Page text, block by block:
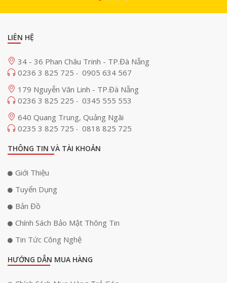
bụi, chống trượt, kết hợp với dây đeo tích hợp giúp
người dùng dễ dàng treo loa lên balo, xe đạp hoặc bất kỳ
và Lake Green mang đến sự lựa chọn phong phú, phù
LIÊN HỆ
34 - 36 Phan Châu Trinh - TP.Đà Nẵng
0236 3 825 725 - 0905 634 567
179 Nguyễn Văn Linh - TP.Đà Nẵng
0236 3 825 225 - 0345 555 553
640 Quang Trung, Quảng Ngãi
0235 3 825 725 - 0818 825 725
THÔNG TIN VÀ TÀI KHOẢN
Giới Thiệu
Tuyển Dụng
Bản Đồ
Chính Sách Bảo Mật Thông Tin
Tin Tức Công Nghệ
HƯỚNG DẪN MUA HÀNG